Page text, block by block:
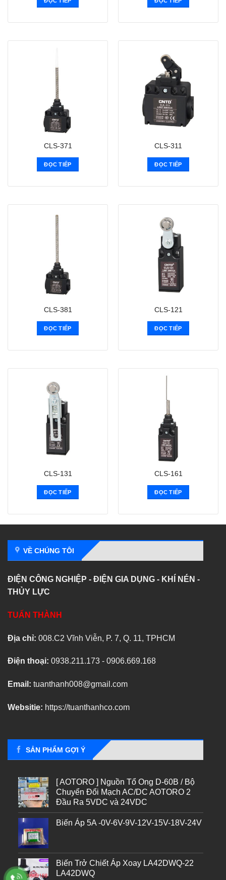
CLS-371
ĐỌC TIẾP
CLS-311
ĐỌC TIẾP
CLS-381
ĐỌC TIẾP
CLS-121
ĐỌC TIẾP
CLS-131
ĐỌC TIẾP
CLS-161
ĐỌC TIẾP
VỀ CHÚNG TÔI
ĐIỆN CÔNG NGHIỆP - ĐIỆN GIA DỤNG - KHÍ NÉN -
THỦY LỰC
TUẤN THÀNH
Địa chỉ: 008.C2 Vĩnh Viễn, P. 7, Q. 11, TPHCM
Điện thoại: 0938.211.173 - 0906.669.168
Email: tuanthanh008@gmail.com
Websitie: https://tuanthanhco.com
SẢN PHẨM GỢI Ý
[ AOTORO ] Nguồn Tổ Ong D-60B / Bộ
Chuyển Đổi Mạch AC/DC AOTORO 2
Đầu Ra 5VDC và 24VDC
Biến Áp 5A -0V-6V-9V-12V-15V-18V-24V
Biến Trở Chiết Áp Xoay LA42DWQ-22
LA42DWQ